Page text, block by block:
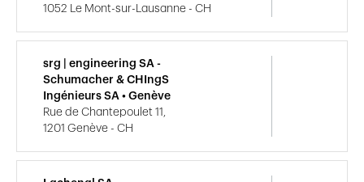
1052 Le Mont-sur-Lausanne - CH
srg | engineering SA -
Schumacher & CHIngS
Ingénieurs SA • Genève
Rue de Chantepoulet 11,
1201 Genève - CH